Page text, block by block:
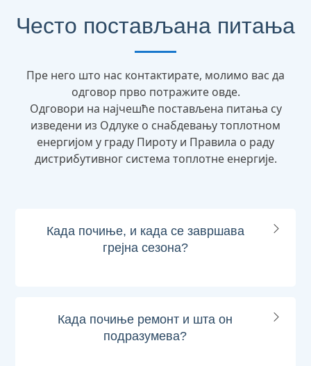
Често постављана питања
Пре него што нас контактирате, молимо вас да
одговор прво потражите овде.
Одговори на најчешће постављена питања су
изведени из Одлуке о снабдевању топлотном
енергијом у граду Пироту и Правила о раду
дистрибутивног система топлотне енергије.
Када почиње, и када се завршава
грејна сезона?
Када почиње ремонт и шта он
подразумева?